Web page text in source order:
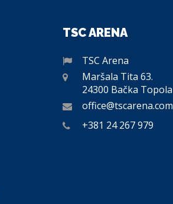
TSC ARENA
TSC Arena
Maršala Tita 63.
24300 Bačka Topola
office@tscarena.com
+381 24 267 979